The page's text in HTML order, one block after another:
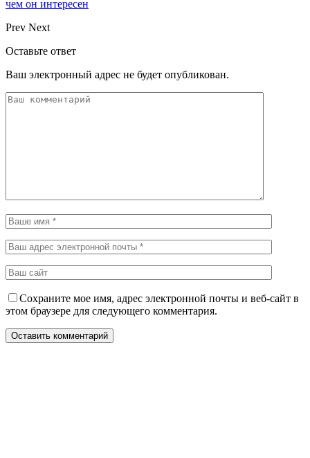
чем он интересен
Prev Next
Оставьте ответ
Ваш электронный адрес не будет опубликован.
Сохраните мое имя, адрес электронной почты и веб-сайт в
этом браузере для следующего комментария.